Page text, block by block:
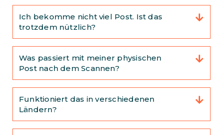
Ich bekomme nicht viel Post. Ist das
trotzdem nützlich?
Was passiert mit meiner physischen
Post nach dem Scannen?
Funktioniert das in verschiedenen
Ländern?